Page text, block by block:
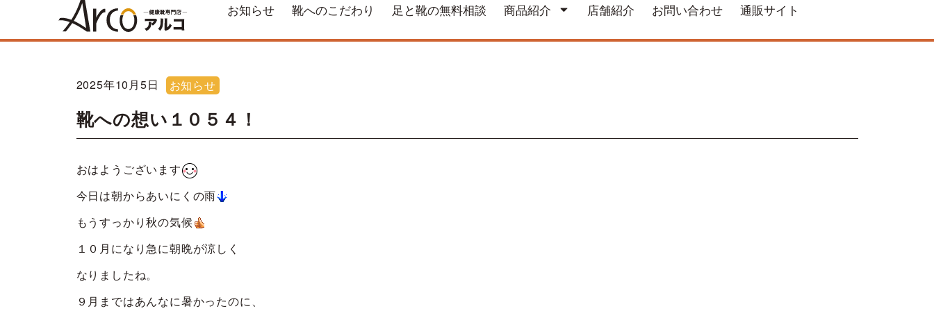
お知らせ 靴へのこだわり 足と靴の無料相談 商品紹介 店舗紹介 お問い合わせ 通販サイト
2025年10月5日 お知らせ
靴への想い１０５４！
おはようございます
今日は朝からあいにくの雨
もうすっかり秋の気候
１０月になり急に朝晩が涼しく
なりましたね。
９月まではあんなに暑かったのに、